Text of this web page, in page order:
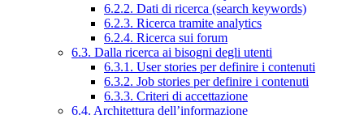
6.2.2. Dati di ricerca (search keywords)
6.2.3. Ricerca tramite analytics
6.2.4. Ricerca sui forum
6.3. Dalla ricerca ai bisogni degli utenti
6.3.1. User stories per definire i contenuti
6.3.2. Job stories per definire i contenuti
6.3.3. Criteri di accettazione
6.4. Architettura dell’informazione